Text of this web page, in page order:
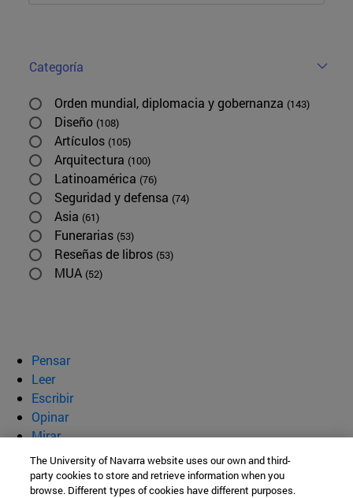
Categoría
Orden mundial, diplomacia y gobernanza (143)
Diseño (108)
Artículos (105)
Arquitectura (100)
Latinoamérica (76)
Seguridad y defensa (74)
Asia (61)
Funerarias (53)
Reseñas de libros (53)
MUA (52)
Pensar
Leer
Escribir
Opinar
Mirar
Quiénes somos
BeBrave
The University of Navarra website uses our own and third-
party cookies to store and retrieve information when you
browse. Different types of cookies have different purposes.